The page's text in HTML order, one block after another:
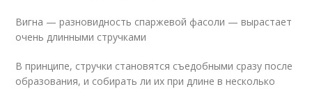
Вигна — разновидность спаржевой фасоли — вырастает
очень длинными стручками
В принципе, стручки становятся съедобными сразу после
образования, и собирать ли их при длине в несколько